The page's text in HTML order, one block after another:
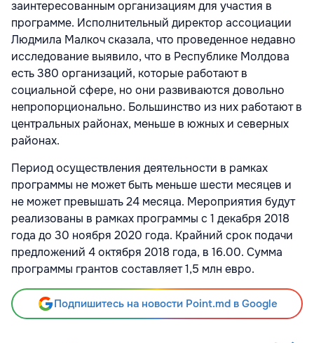
заинтересованным организациям для участия в
программе. Исполнительный директор ассоциации
Людмила Малкоч сказала, что проведенное недавно
исследование выявило, что в Республике Молдова
есть 380 организаций, которые работают в
социальной сфере, но они развиваются довольно
непропорционально. Большинство из них работают в
центральных районах, меньше в южных и северных
районах.
Период осуществления деятельности в рамках
программы не может быть меньше шести месяцев и
не может превышать 24 месяца. Мероприятия будут
реализованы в рамках программы с 1 декабря 2018
года до 30 ноября 2020 года. Крайний срок подачи
предложений 4 октября 2018 года, в 16.00. Сумма
программы грантов составляет 1,5 млн евро.
Подпишитесь на новости Point.md в Google